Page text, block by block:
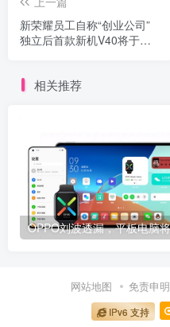
新荣耀员工自称“创业公司”
独立后首款新机V40将于本
相关推荐
网站地图 免责申明
IPv6 支持